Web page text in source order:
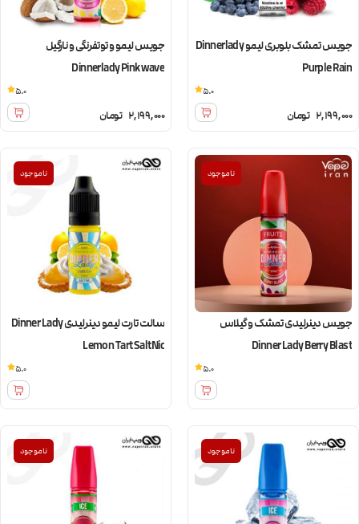
جویس تمشک بلوبری لیمو Dinnerlady
Purple Rain
2,199,000 تومان
5.0
جویس لیمو و توتفرنگی و نارگیل
Dinnerlady Pink wave
2,199,000 تومان
5.0
ناموجود
جویس دینرلیدی تمشک و گیلاس
Dinner Lady Berry Blast
5.0
ناموجود
سالت تارت لیمو دینرلیدی Dinner Lady
Lemon Tart SaltNic
5.0
ناموجود ناموجود